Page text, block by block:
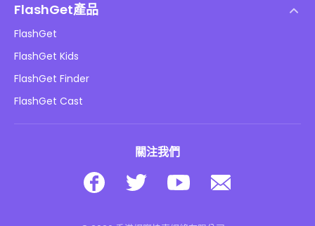
DMCA 政策
隱私政策
廣告政策
不要出售我的資訊
部落格
兒童在線安全
下載
FlashGet產品
FlashGet
FlashGet Kids
FlashGet Finder
FlashGet Cast
關注我們